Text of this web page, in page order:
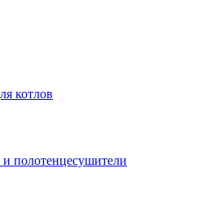
котлов
полотенцесушители